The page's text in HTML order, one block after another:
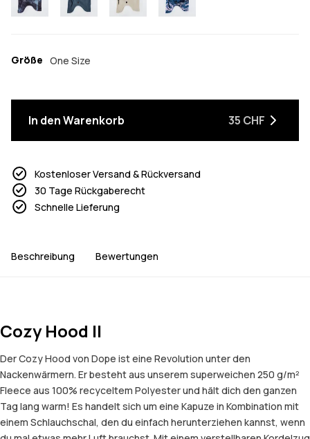
Größe One Size
In den Warenkorb 35 CHF
Kostenloser Versand & Rückversand
30 Tage Rückgaberecht
Schnelle Lieferung
Beschreibung Bewertungen
Cozy Hood II
Der Cozy Hood von Dope ist eine Revolution unter den
Nackenwärmern. Er besteht aus unserem superweichen 250 g/m²
Fleece aus 100% recyceltem Polyester und hält dich den ganzen
Tag lang warm! Es handelt sich um eine Kapuze in Kombination mit
einem Schlauchschal, den du einfach herunterziehen kannst, wenn